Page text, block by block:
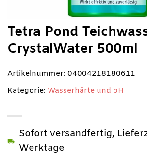
Tetra Pond
CrystalWater 500ml
Sofort versandfertig,
Werktage
Artikelnummer: 04004218180611
Kategorie: Wasserhärte und pH